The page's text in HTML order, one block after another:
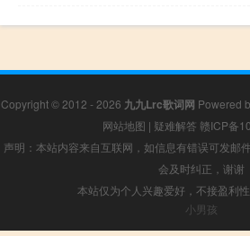
Copyright © 2012 - 2026 九九Lrc歌词网 Powered
网站地图 | 疑难解答 赣ICP备
声明：本站内容来自互联网，如信息有错误可发邮
会及时纠正，谢谢
本站仅为个人兴趣爱好，不接盈利
小男孩